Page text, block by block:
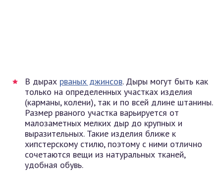
В дырах рваных джинсов. Дыры могут быть как
только на определенных участках изделия
(карманы, колени), так и по всей длине штанины.
Размер рваного участка варьируется от
малозаметных мелких дыр до крупных и
выразительных. Такие изделия ближе к
хипстерскому стилю, поэтому с ними отлично
сочетаются вещи из натуральных тканей,
удобная обувь.